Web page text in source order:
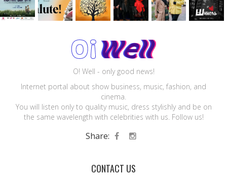
O! Well - only good news!
Internet portal about show business, music, fashion, and
cinema.
You will listen only to quality music, dress stylishly and be on
the same wavelength with celebrities with us. Follow us!
Share:
CONTACT US